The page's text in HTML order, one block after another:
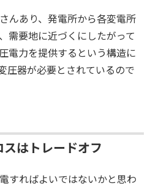
んあり、発電所から各変電所
需要地に近づくにしたがって
電力を提供するという構造に
圧器が必要とされているので
はトレードオフ
すればよいではないかと思わ